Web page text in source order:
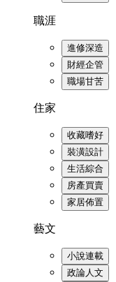
職涯
進修深造
財經企管
職場甘苦
住家
收藏嗜好
裝潢設計
生活綜合
房產買賣
家居佈置
藝文
小說連載
政論人文